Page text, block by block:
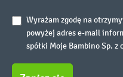
Wyrażam zgodę na
powyżej adres e-mail
spółki Moje Bambino Sp. z